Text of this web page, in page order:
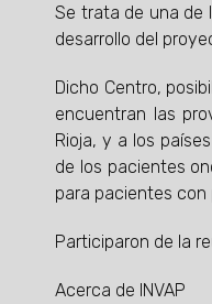
Se trata de una de
desarrollo del
Dicho Centro,
encuentran las
Rioja, y a los
de los pacientes
para pacientes
Participaron de la
Acerca de INVAP